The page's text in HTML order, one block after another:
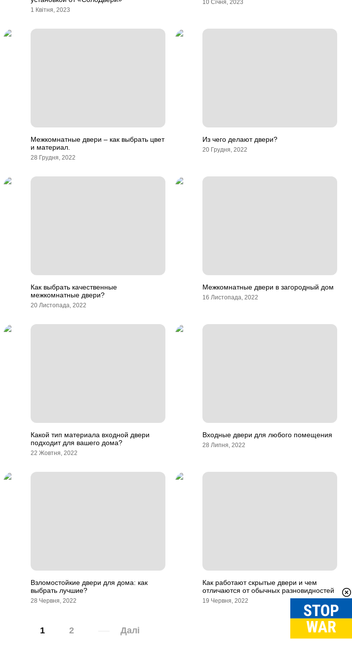
1 Квітня, 2023
10 Січня, 2023
Межкомнатные двери – как выбрать цвет
и материал.
28 Грудня, 2022
Из чего делают двери?
20 Грудня, 2022
Как выбрать качественные
межкомнатные двери?
20 Листопада, 2022
Межкомнатные двери в загородный дом
16 Листопада, 2022
Какой тип материала входной двери
подходит для вашего дома?
22 Жовтня, 2022
Входные двери для любого помещения
28 Липня, 2022
Взломостойкие двери для дома: как
выбрать лучшие?
28 Червня, 2022
Как работают скрытые двери и чем
отличаются от обычных разновидностей
19 Червня, 2022
1 2 Далі